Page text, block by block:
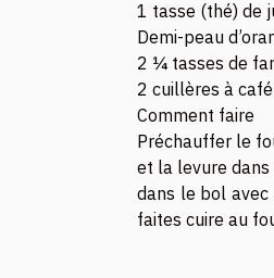
1 tasse (thé) de
Demi-peau
2 ¼ tasses de
2 cuillères à
Comment faire
Préchauffer le
et la levure
dans le bol avec
faites cuire au